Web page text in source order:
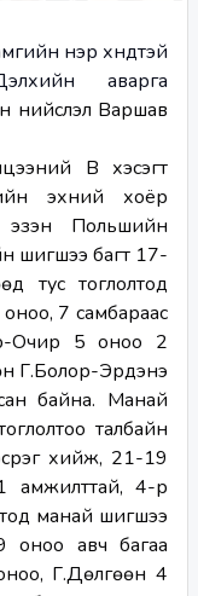
нэр хүндтэй
аварга
нийслэл Варшав
B хэсэгт
эхний хоёр
эзэн Польшийн
шигшээ багт 17-
тус тоглолтод
7 самбараас
Очир 5 оноо 2
Г.Болор-Эрдэнэ
байна. Манай
талбайн
хийж, 21-19
амжилттай, 4-р
манай шигшээ
оноо авч багаа
Г.Дөлгөөн 4